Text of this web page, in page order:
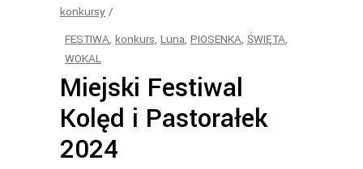
konkursy
FESTIWA, konkurs, Luna, PIOSENKA, ŚWIĘTA,
WOKAL
Miejski Festiwal
Kolęd i Pastorałek
2024